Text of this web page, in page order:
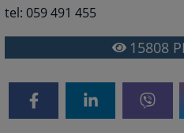
tel: 059 491 455
15808